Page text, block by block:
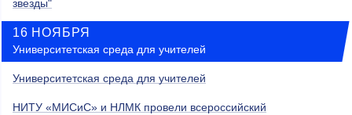
звезды"
16 НОЯБРЯ
Университетская среда для учителей
Университетская среда для учителей
НИТУ «МИСиС» и НЛМК провели всероссийский